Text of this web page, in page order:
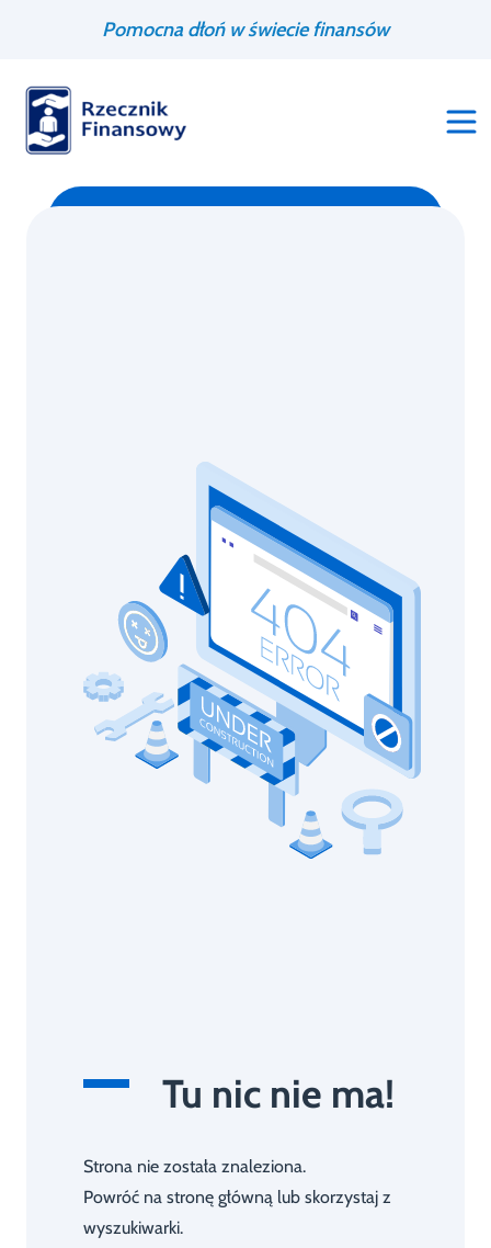
Pomocna dłoń w świecie finansów
Tu nic nie ma!
Strona nie została znaleziona.
Powróć na stronę główną lub skorzystaj z
wyszukiwarki.